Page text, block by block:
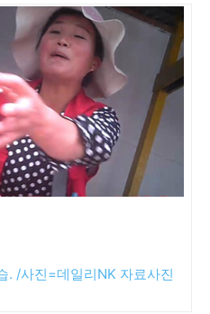
. /사진=데일리NK 자료사진